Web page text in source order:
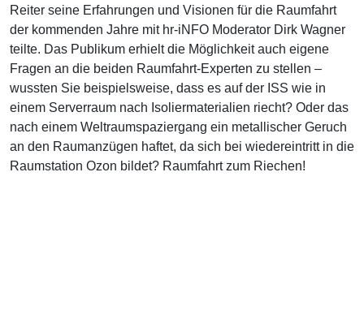
Reiter seine Erfahrungen und Visionen für die Raumfahrt
der kommenden Jahre mit hr-iNFO Moderator Dirk Wagner
teilte.​ Das Publikum erhielt die Möglichkeit auch eigene
Fragen an die beiden Raumfahrt-Experten zu stellen –
wussten Sie beispielsweise, dass es auf der ISS wie in
einem Serverraum nach Isoliermaterialien riecht? Oder das
nach einem Weltraumspaziergang ein metallischer Geruch
an den Raumanzügen haftet, da sich bei wiedereintritt in die
Raumstation Ozon bildet? Raumfahrt zum Riechen!